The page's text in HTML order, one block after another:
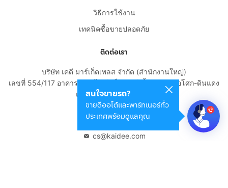
สนใจขายรถ?
ขายดีออโต้และพาร์ทเนอร์ทั่ว
ประเทศพร้อมดูแลคุณ
วิธีการใช้งาน
เทคนิคซื้อขายปลอดภัย
ติดต่อเรา
บริษัท เคดี มาร์เก็ตเพลส จำกัด (สำนักงานใหญ่)
เลขที่ 554/117 อาคารสกายไนน์ เซ็นเตอร์ ชั้น 22 ถนนอโศก-ดินแดง
แขวงดินแดง เขตดินแดง
กรุงเทพมหานคร 10400
cs@kaidee.com